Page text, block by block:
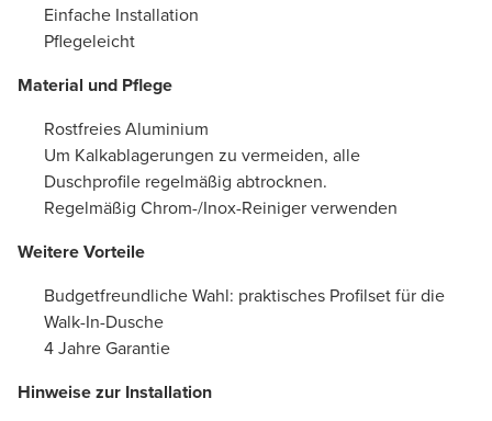
Einfache Installation
Pflegeleicht
Material und Pflege
Rostfreies Aluminium
Um Kalkablagerungen zu vermeiden, alle
Duschprofile regelmäßig abtrocknen.
Regelmäßig Chrom-/Inox-Reiniger verwenden
Weitere Vorteile
Budgetfreundliche Wahl: praktisches Profilset für die
Walk-In-Dusche
4 Jahre Garantie
Hinweise zur Installation